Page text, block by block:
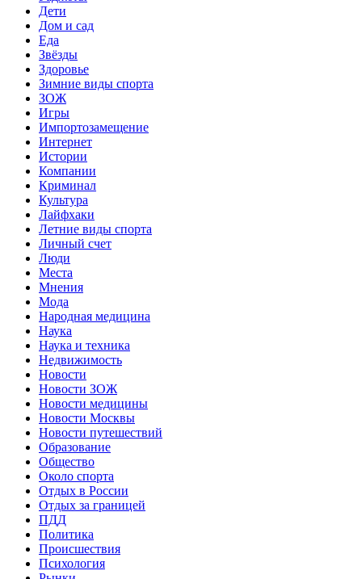
Дети
Дом и сад
Еда
Звёзды
Здоровье
Зимние виды спорта
ЗОЖ
Игры
Импортозамещение
Интернет
Истории
Компании
Криминал
Культура
Лайфхаки
Летние виды спорта
Личный счет
Люди
Места
Мнения
Мода
Народная медицина
Наука
Наука и техника
Недвижимость
Новости
Новости ЗОЖ
Новости медицины
Новости Москвы
Новости путешествий
Образование
Общество
Около спорта
Отдых в России
Отдых за границей
ПДД
Политика
Происшествия
Психология